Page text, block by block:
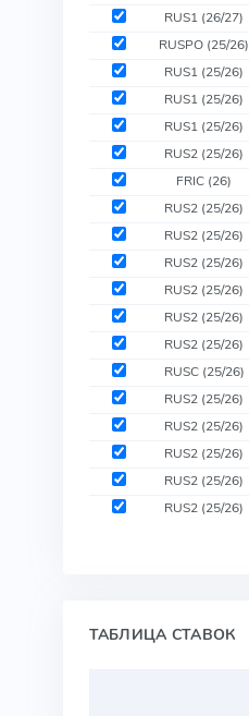
RUS1 (26/27)
RUSPO (25/26)
RUS1 (25/26)
RUS1 (25/26)
RUS1 (25/26)
RUS2 (25/26)
FRIC (26)
RUS2 (25/26)
RUS2 (25/26)
RUS2 (25/26)
RUS2 (25/26)
RUS2 (25/26)
RUS2 (25/26)
RUSC (25/26)
RUS2 (25/26)
RUS2 (25/26)
RUS2 (25/26)
RUS2 (25/26)
RUS2 (25/26)
ТАБЛИЦА СТАВОК